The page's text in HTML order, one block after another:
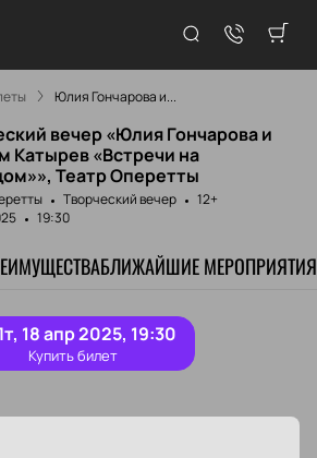
Юлия Гончарова и...
вечер «Юлия Гончарова и
Катырев «Встречи на
Театр Оперетты
Творческий вечер
12+
19:30
БЛИЖАЙШИЕ МЕРОПРИЯТИЯ